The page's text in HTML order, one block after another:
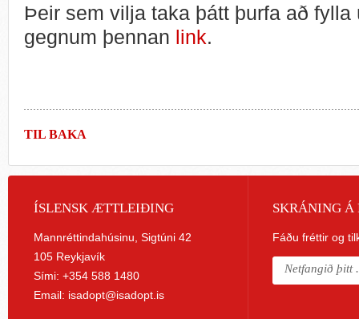
Þeir sem vilja taka þátt þurfa að fylla
gegnum þennan link.
TIL BAKA
ÍSLENSK ÆTTLEIÐING
Mannréttindahúsinu, Sigtúni 42
105 Reykjavík
Sími: +354 588 1480
Email: isadopt@isadopt.is
SKRÁNING Á
Fáðu fréttir og